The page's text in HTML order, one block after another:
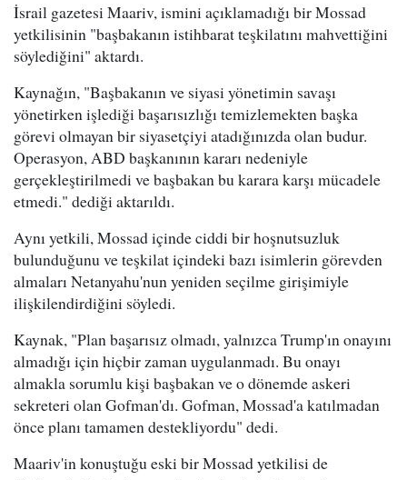
İsrail gazetesi Maariv, ismini açıklamadığı bir Mossad
yetkilisinin "başbakanın istihbarat teşkilatını mahvettiğini
söylediğini" aktardı.
Kaynağın, "Başbakanın ve siyasi yönetimin savaşı
yönetirken işlediği başarısızlığı temizlemekten başka
görevi olmayan bir siyasetçiyi atadığınızda olan budur.
Operasyon, ABD başkanının kararı nedeniyle
gerçekleştirilmedi ve başbakan bu karara karşı mücadele
etmedi." dediği aktarıldı.
Aynı yetkili, Mossad içinde ciddi bir hoşnutsuzluk
bulunduğunu ve teşkilat içindeki bazı isimlerin görevden
almaları Netanyahu'nun yeniden seçilme girişimiyle
ilişkilendirdiğini söyledi.
Kaynak, "Plan başarısız olmadı, yalnızca Trump'ın onayını
almadığı için hiçbir zaman uygulanmadı. Bu onayı
almakla sorumlu kişi başbakan ve o dönemde askeri
sekreteri olan Gofman'dı. Gofman, Mossad'a katılmadan
önce planı tamamen destekliyordu" dedi.
Maariv'in konuştuğu eski bir Mossad yetkilisi de